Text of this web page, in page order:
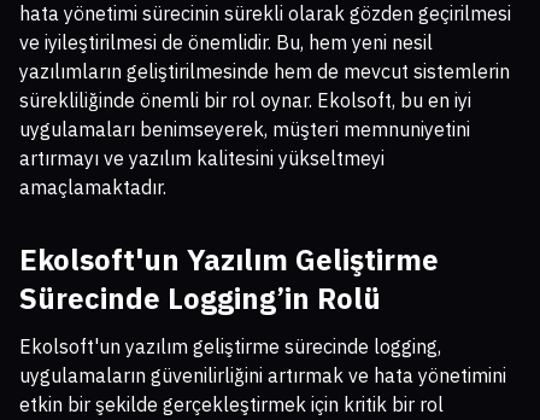
hata yönetimi sürecinin sürekli olarak gözden geçirilmesi
ve iyileştirilmesi de önemlidir. Bu, hem yeni nesil
yazılımların geliştirilmesinde hem de mevcut sistemlerin
sürekliliğinde önemli bir rol oynar. Ekolsoft, bu en iyi
uygulamaları benimseyerek, müşteri memnuniyetini
artırmayı ve yazılım kalitesini yükseltmeyi
amaçlamaktadır.
Ekolsoft'un Yazılım Geliştirme
Sürecinde Logging’in Rolü
Ekolsoft'un yazılım geliştirme sürecinde logging,
uygulamaların güvenilirliğini artırmak ve hata yönetimini
etkin bir şekilde gerçekleştirmek için kritik bir rol